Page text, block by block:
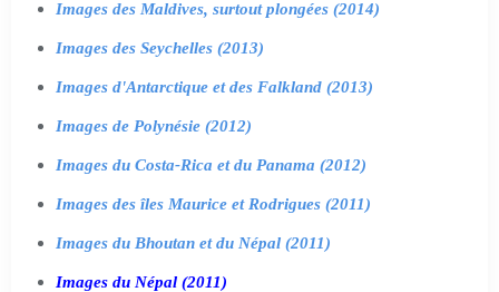
Images des Maldives, surtout plongées (2014)
Images des Seychelles (2013)
Images d'Antarctique et des Falkland (2013)
Images de Polynésie (2012)
Images du Costa-Rica et du Panama (2012)
Images des îles Maurice et Rodrigues (2011)
Images du Bhoutan et du Népal (2011)
Images du Népal (2011)